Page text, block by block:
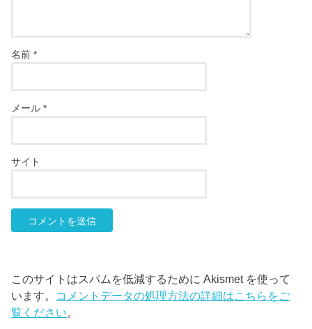
名前*
メール*
サイト
このサイトはスパムを低減するために Akismet を使って
います。 コメントデータの処理方法の詳細はこちらをご
覧ください。